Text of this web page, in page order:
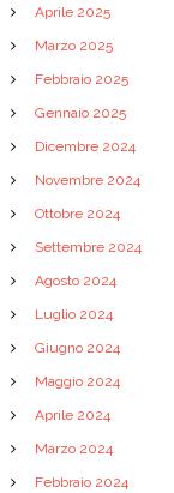
l
i
Aprile 2025
Marzo 2025
Febbraio 2025
Gennaio 2025
Dicembre 2024
Novembre 2024
Ottobre 2024
Settembre 2024
Agosto 2024
Luglio 2024
Giugno 2024
Maggio 2024
Aprile 2024
Marzo 2024
Febbraio 2024